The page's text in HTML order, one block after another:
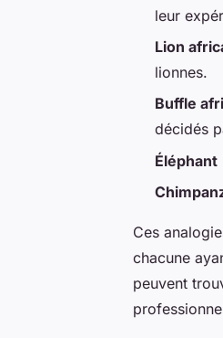
leur
Lion
lionnes.
Buffle
décidés
Éléphant
Ces
chacune
peuvent